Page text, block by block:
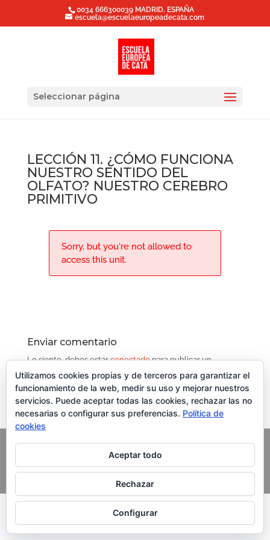
0034 666300039 MADRID. ESPAÑA
escuela@escuelaeuropeadecata.com
Seleccionar página
LECCIÓN 11. ¿CÓMO FUNCIONA
NUESTRO SENTIDO DEL
OLFATO? NUESTRO CEREBRO
PRIMITIVO
Sorry, but you're not allowed to
access this unit.
Enviar comentario
Lo siento, debes estarconectadopara publicar un
comentario.
Contenido del Curso
Copyright Grupo Oleoturismia. Al servicio del Aceite de
Utilizamos cookies propias y de terceros para garantizar el
funcionamiento de la web, medir su uso y mejorar nuestros
servicios. Puede aceptar todas las cookies, rechazar las no
necesarias o configurar sus preferencias. Política de
cookies
Aceptar todo
Rechazar
Configurar